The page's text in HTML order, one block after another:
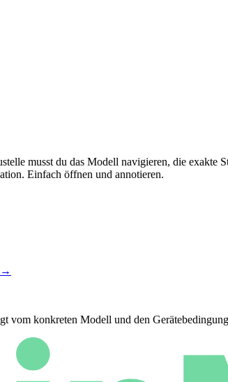
musst du das Modell navigieren, die
Einfach öffnen und annotieren.
→
vom konkreten Modell und den